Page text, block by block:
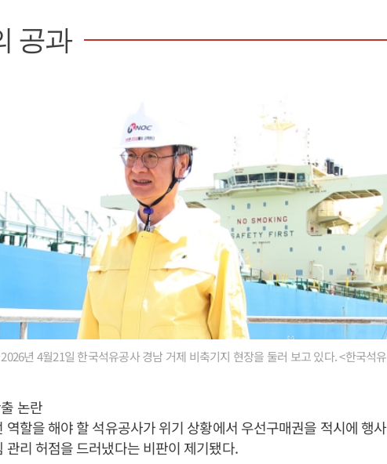
공과
년 4월21일 한국석유공사 경남 거제 비축기지 현장을 둘러 보고 있다. <한국석유
논란
역할을 해야 할 석유공사가 위기 상황에서 우선구매권을 적시에 행사
리 허점을 드러냈다는 비판이 제기됐다.